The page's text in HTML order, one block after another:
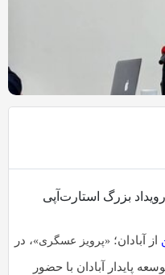
بزرگ استارت‌آپی
از آبادان؛ «پرویز عسگری»، در
پایدار آبادان با حضور